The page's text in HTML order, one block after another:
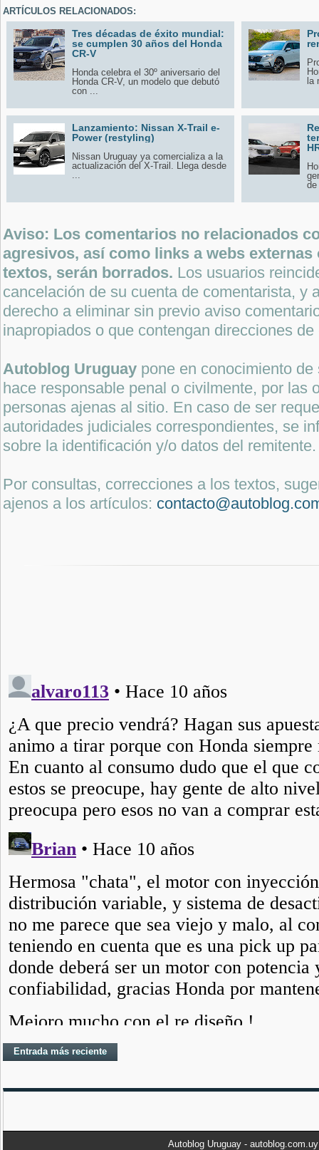
ARTÍCULOS RELACIONADOS:
Tres décadas de éxito mundial:
se cumplen 30 años del Honda
CR-V
Honda celebra el 30º aniversario del
Honda CR-V, un modelo que debutó
con ...
la
Lanzamiento: Nissan X-Trail e-
Power (restyling)
Nissan Uruguay ya comercializa a la
actualización del X-Trail. Llega desde
Aviso: Los comentarios no relacionados
agresivos, así como links a webs
textos, serán borrados. Los usuarios
cancelación de su cuenta de comentarista, y
derecho a eliminar sin previo aviso
inapropiados o que contengan direcciones
Autoblog Uruguay pone en conocimiento
hace responsable penal o civilmente, por las
personas ajenas al sitio. En caso de ser
autoridades judiciales correspondientes, se
sobre la identificación y/o datos del remitente.
Por consultas, correcciones a los textos,
ajenos a los artículos:
Entrada más reciente
Autoblog Uruguay -